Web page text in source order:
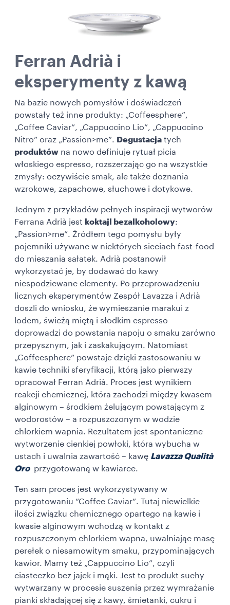
Ferran Adrià i
eksperymenty z kawą
Na bazie nowych pomysłów i doświadczeń
powstały też inne produkty: „Coffeesphere”,
„Coffee Caviar”, „Cappuccino Lio”, „Cappuccino
Nitro” oraz „Passion>me”. Degustacja tych
produktów na nowo definiuje rytuał picia
włoskiego espresso, rozszerzając go na wszystkie
zmysły: oczywiście smak, ale także doznania
wzrokowe, zapachowe, słuchowe i dotykowe.
Jednym z przykładów pełnych inspiracji wytworów
Ferrana Adrià jest koktajl bezalkoholowy:
„Passion>me”. Źródłem tego pomysłu były
pojemniki używane w niektórych sieciach fast-food
do mieszania sałatek. Adrià postanowił
wykorzystać je, by dodawać do kawy
niespodziewane elementy. Po przeprowadzeniu
licznych eksperymentów Zespół Lavazza i Adrià
doszli do wniosku, że wymieszanie marakui z
lodem, świeżą miętą i słodkim espresso
doprowadzi do powstania napoju o smaku zarówno
przepysznym, jak i zaskakującym. Natomiast
„Coffeesphere” powstaje dzięki zastosowaniu w
kawie techniki sferyfikacji, którą jako pierwszy
opracował Ferran Adrià. Proces jest wynikiem
reakcji chemicznej, która zachodzi między kwasem
alginowym – środkiem żelującym powstającym z
wodorostów – a rozpuszczonym w wodzie
chlorkiem wapnia. Rezultatem jest spontaniczne
wytworzenie cienkiej powłoki, która wybucha w
ustach i uwalnia zawartość – kawę Lavazza Qualità
Oroprzygotowaną w kawiarce.
Ten sam proces jest wykorzystywany w
przygotowaniu “Coffee Caviar”. Tutaj niewielkie
ilości związku chemicznego opartego na kawie i
kwasie alginowym wchodzą w kontakt z
rozpuszczonym chlorkiem wapna, uwalniając masę
perełek o niesamowitym smaku, przypominających
kawior. Mamy też „Cappuccino Lio”, czyli
ciasteczko bez jajek i mąki. Jest to produkt suchy
wytwarzany w procesie suszenia przez wymrażanie
pianki składającej się z kawy, śmietanki, cukru i